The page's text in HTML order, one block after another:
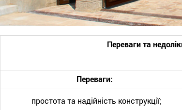
Переваги та
Переваги:
простота та надійність конструкції;